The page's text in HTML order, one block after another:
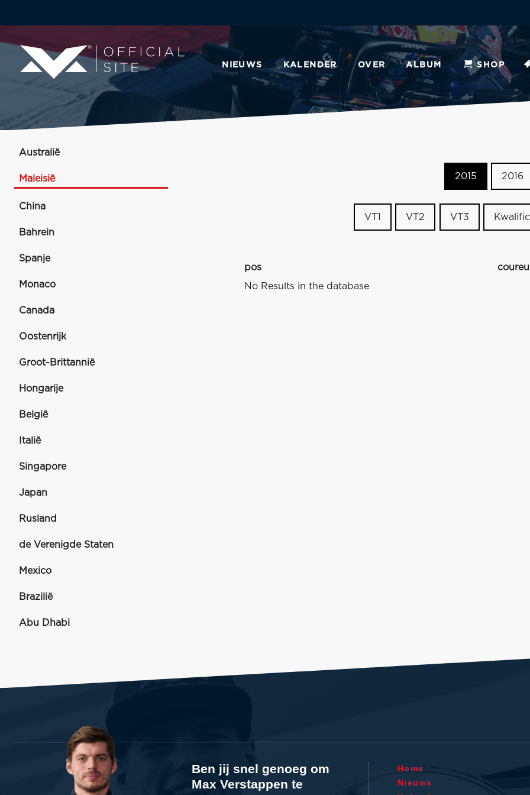
NIEUWS KALENDER OVER ALBUM SHOP
Australië
Maleisië
China
Bahrein
Spanje
Monaco
Canada
Oostenrijk
Groot-Brittannië
Hongarije
België
Italië
Singapore
Japan
Rusland
de Verenigde Staten
Mexico
Brazilië
Abu Dhabi
2015 2016
VT1 VT2 VT3
pos
No Results in the database
Ben jij snel genoeg om
Max Verstappen te
Home
Nieuws